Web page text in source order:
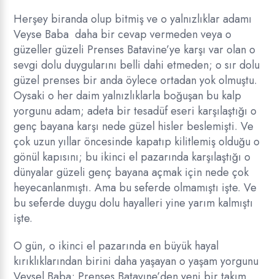
Herşey biranda olup bitmiş ve o yalnızlıklar adamı
Veyse Baba daha bir cevap vermeden veya o
güzeller güzeli Prenses Batavine’ye karşı var olan o
sevgi dolu duygularını belli dahi etmeden; o sır dolu
güzel prenses bir anda öylece ortadan yok olmuştu.
Oysaki o her daim yalnızlıklarla boğuşan bu kalp
yorgunu adam; adeta bir tesadüf eseri karşılaştığı o
genç bayana karşı nede güzel hisler beslemişti. Ve
çok uzun yıllar öncesinde kapatıp kilitlemiş olduğu o
gönül kapısını; bu ikinci el pazarında karşılaştığı o
dünyalar güzeli genç bayana açmak için nede çok
heyecanlanmıştı. Ama bu seferde olmamıştı işte. Ve
bu seferde duygu dolu hayalleri yine yarım kalmıştı
işte.
O gün, o ikinci el pazarında en büyük hayal
kırıklıklarından birini daha yaşayan o yaşam yorgunu